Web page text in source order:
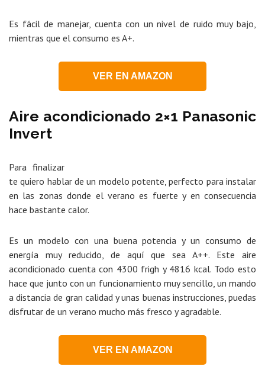
Es fácil de manejar, cuenta con un nivel de ruido muy bajo,
mientras que el consumo es A+.
VER EN AMAZON
Aire acondicionado 2×1 Panasonic
Invert
Para finalizar
te quiero hablar de un modelo potente, perfecto para instalar
en las zonas donde el verano es fuerte y en consecuencia
hace bastante calor.
Es un modelo con una buena potencia y un consumo de
energía muy reducido, de aquí que sea A++. Este aire
acondicionado cuenta con 4300 frigh y 4816 kcal. Todo esto
hace que junto con un funcionamiento muy sencillo, un mando
a distancia de gran calidad y unas buenas instrucciones, puedas
disfrutar de un verano mucho más fresco y agradable.
VER EN AMAZON